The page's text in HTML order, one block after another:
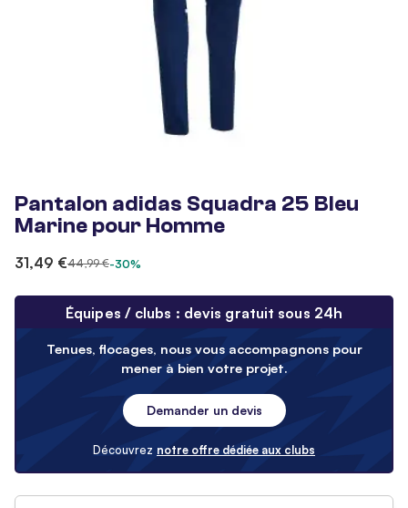
Pantalon adidas Squadra 25 Bleu
Marine pour Homme
31,49 €44,99 €-30%
Équipes / clubs : devis gratuit sous 24h
Tenues, flocages, nous vous accompagnons pour
mener à bien votre projet.
Demander un devis
Découvrez notre offre dédiée aux clubs